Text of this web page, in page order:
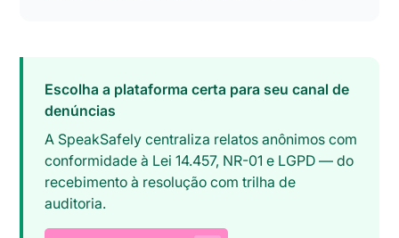
Escolha a plataforma certa para seu canal de
denúncias
A SpeakSafely centraliza relatos anônimos com
conformidade à Lei 14.457, NR-01 e LGPD — do
recebimento à resolução com trilha de
auditoria.